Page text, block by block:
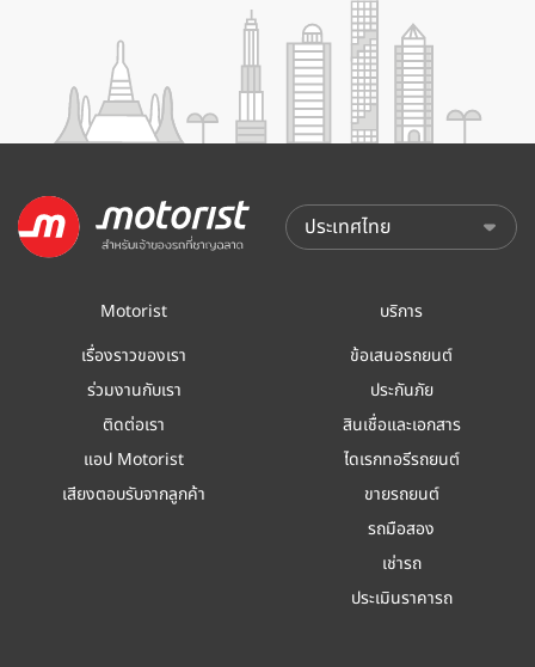
Motorist
เรื่องราวของเรา
ร่วมงานกับเรา
ติดต่อเรา
แอป Motorist
เสียงตอบรับจากลูกค้า
บริการ
ข้อเสนอรถยนต์
ประกันภัย
สินเชื่อและเอกสาร
ไดเรกทอรีรถยนต์
ขายรถยนต์
รถมือสอง
เช่ารถ
ประเมินราคารถ